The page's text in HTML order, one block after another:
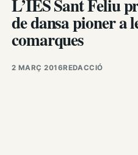
L’IES Sant Feliu
de dansa pioner a
comarques
2 MARÇ 2016REDACCIÓ